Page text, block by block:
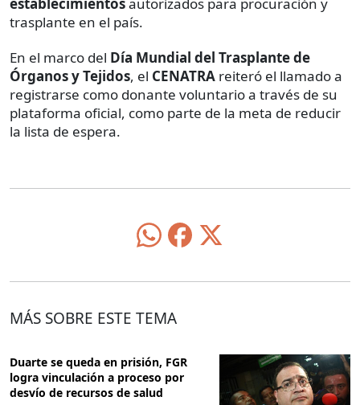
establecimientosautorizados para procuración y
trasplante en el país.
En el marco del Día Mundial del Trasplante de
Órganos y Tejidos, el CENATRA reiteró el llamado a
registrarse como donante voluntario a través de su
plataforma oficial, como parte de la meta de reducir
la lista de espera.
MÁS SOBRE ESTE TEMA
Duarte se queda en prisión, FGR
logra vinculación a proceso por
desvío de recursos de salud